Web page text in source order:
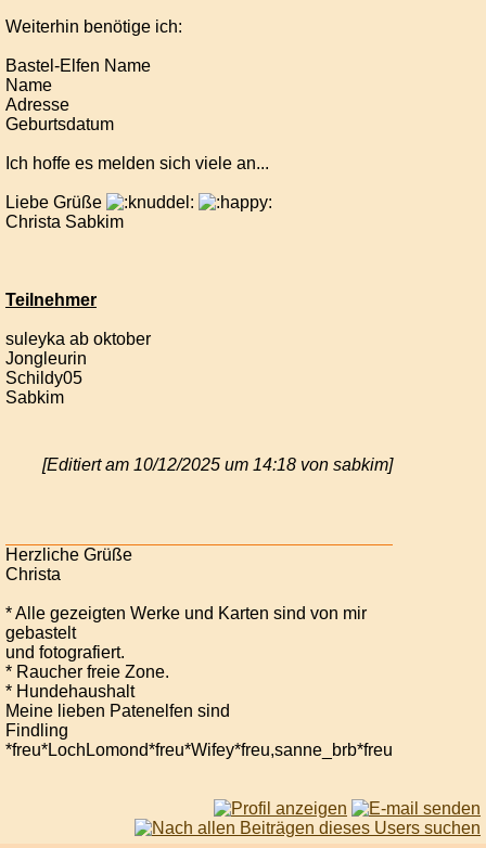
Weiterhin benötige ich:
Bastel-Elfen Name
Name
Adresse
Geburtsdatum
Ich hoffe es melden sich viele an...
Liebe Grüße
Christa Sabkim
Teilnehmer
suleyka ab oktober
Jongleurin
Schildy05
Sabkim
[Editiert am 10/12/2025 um 14:18 von sabkim]
Herzliche Grüße
Christa
* Alle gezeigten Werke und Karten sind von mir
gebastelt
und fotografiert.
* Raucher freie Zone.
* Hundehaushalt
Meine lieben Patenelfen sind
Findling
*freu*LochLomond*freu*Wifey*freu,sanne_brb*freu